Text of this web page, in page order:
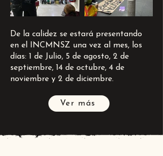
De la calidez se estará presentando
en el INCMNSZ una vez al mes, los
días: 1 de Julio, 5 de agosto, 2 de
septiembre, 14 de octubre, 4 de
noviembre y 2 de diciembre.
Ver más